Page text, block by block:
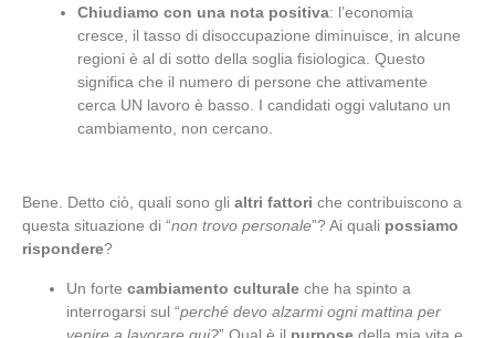
Chiudiamo con una nota positiva: l’economia
cresce, il tasso di disoccupazione diminuisce, in alcune
regioni è al di sotto della soglia fisiologica. Questo
significa che il numero di persone che attivamente
cerca UN lavoro è basso. I candidati oggi valutano un
cambiamento, non cercano.
Bene. Detto ciò, quali sono gli altri fattori che contribuiscono a
questa situazione di “non trovo personale”? Ai quali possiamo
rispondere?
Un forte cambiamento culturale che ha spinto a
interrogarsi sul “perché devo alzarmi ogni mattina per
venire a lavorare qui?” Qual è il purpose della mia vita e